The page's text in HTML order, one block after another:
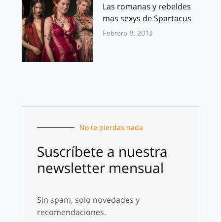
Las romanas y rebeldes
mas sexys de Spartacus
Febrero 8, 2013
No te pierdas nada
Suscríbete a nuestra
newsletter mensual
Sin spam, solo novedades y
recomendaciones.